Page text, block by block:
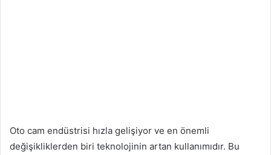
Oto cam endüstrisi hızla gelişiyor ve en önemli
değişikliklerden biri teknolojinin artan kullanımıdır. Bu